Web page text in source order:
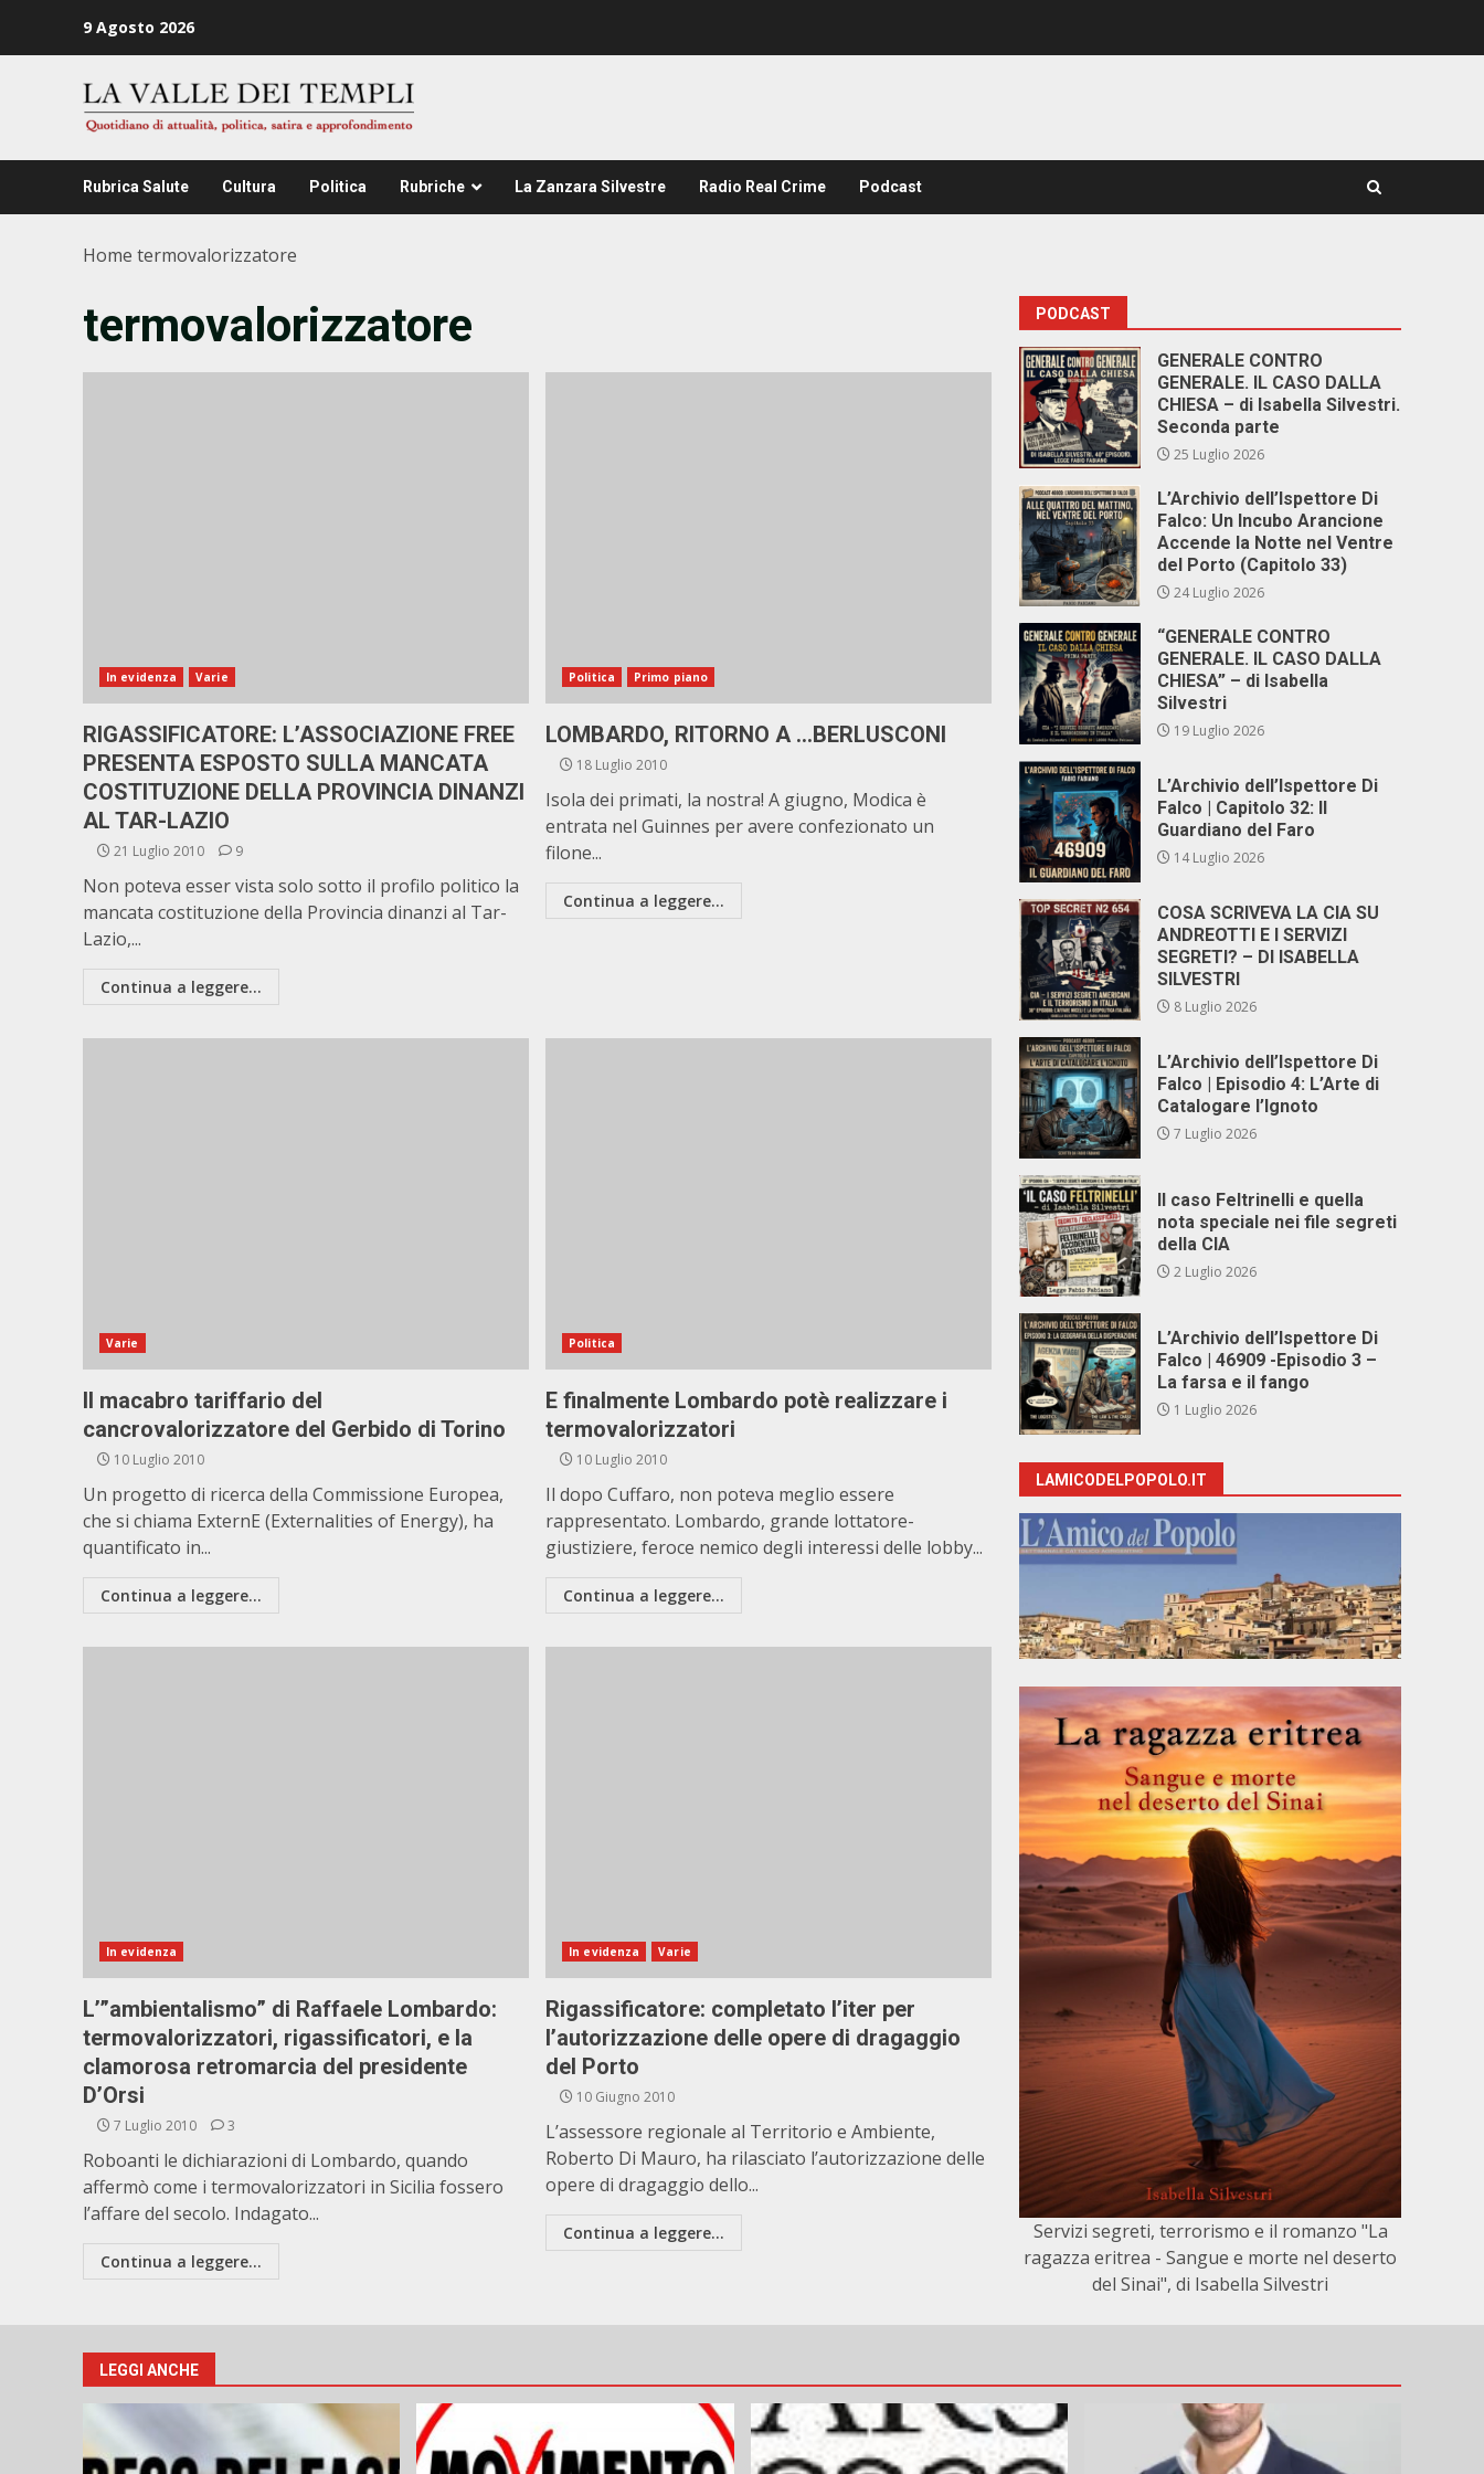
9 Agosto 2026
Rubrica Salute Cultura Politica Rubriche La Zanzara Silvestre Radio Real Crime Podcast
Home termovalorizzatore
termovalorizzatore
In evidenza Varie
RIGASSIFICATORE: L’ASSOCIAZIONE FREE
PRESENTA ESPOSTO SULLA MANCATA
COSTITUZIONE DELLA PROVINCIA DINANZI
AL TAR-LAZIO
21 Luglio 2010 9
Non poteva esser vista solo sotto il profilo politico la
mancata costituzione della Provincia dinanzi al Tar-
Lazio,...
Continua a leggere...
Politica Primo piano
LOMBARDO, RITORNO A …BERLUSCONI
18 Luglio 2010
Isola dei primati, la nostra! A giugno, Modica è
entrata nel Guinnes per avere confezionato un
filone...
Continua a leggere...
Varie
Il macabro tariffario del
cancrovalorizzatore del Gerbido di Torino
10 Luglio 2010
Un progetto di ricerca della Commissione Europea,
che si chiama ExternE (Externalities of Energy), ha
quantificato in...
Continua a leggere...
Politica
E finalmente Lombardo potè realizzare i
termovalorizzatori
10 Luglio 2010
Il dopo Cuffaro, non poteva meglio essere
rappresentato. Lombardo, grande lottatore-
giustiziere, feroce nemico degli interessi delle lobby...
Continua a leggere...
In evidenza
L’”ambientalismo” di Raffaele Lombardo:
termovalorizzatori, rigassificatori, e la
clamorosa retromarcia del presidente
D’Orsi
7 Luglio 2010 3
Roboanti le dichiarazioni di Lombardo, quando
affermò come i termovalorizzatori in Sicilia fossero
l’affare del secolo. Indagato...
Continua a leggere...
In evidenza Varie
Rigassificatore: completato l’iter per
l’autorizzazione delle opere di dragaggio
del Porto
10 Giugno 2010
L’assessore regionale al Territorio e Ambiente,
Roberto Di Mauro, ha rilasciato l’autorizzazione delle
opere di dragaggio dello...
Continua a leggere...
PODCAST
GENERALE CONTRO
GENERALE. IL CASO DALLA
CHIESA – di Isabella Silvestri.
Seconda parte
25 Luglio 2026
L’Archivio dell’Ispettore Di
Falco: Un Incubo Arancione
Accende la Notte nel Ventre
del Porto (Capitolo 33)
24 Luglio 2026
“GENERALE CONTRO
GENERALE. IL CASO DALLA
CHIESA” – di Isabella
Silvestri
19 Luglio 2026
L’Archivio dell’Ispettore Di
Falco | Capitolo 32: Il
Guardiano del Faro
14 Luglio 2026
COSA SCRIVEVA LA CIA SU
ANDREOTTI E I SERVIZI
SEGRETI? – DI ISABELLA
SILVESTRI
8 Luglio 2026
L’Archivio dell’Ispettore Di
Falco | Episodio 4: L’Arte di
Catalogare l’Ignoto
7 Luglio 2026
Il caso Feltrinelli e quella
nota speciale nei file segreti
della CIA
2 Luglio 2026
L’Archivio dell’Ispettore Di
Falco | 46909 -Episodio 3 –
La farsa e il fango
1 Luglio 2026
LAMICODELPOPOLO.IT
Servizi segreti, terrorismo e il romanzo "La
ragazza eritrea - Sangue e morte nel deserto
del Sinai", di Isabella Silvestri
LEGGI ANCHE